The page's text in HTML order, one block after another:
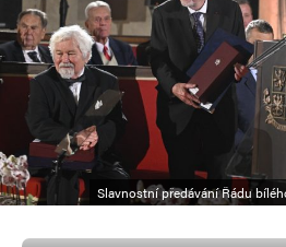
Slavnostní předávání Řádu